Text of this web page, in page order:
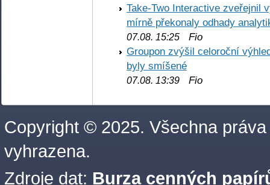
Take-Two Interactive zveřejnil
mírně překonaly odhady
07.08. 15:25 Fio
Groupon zvýšil celoroční
byly smíšené
07.08. 13:39 Fio
Copyright © 2025. Všechna práva
vyhrazena.
Zdroje dat: Burza cenných